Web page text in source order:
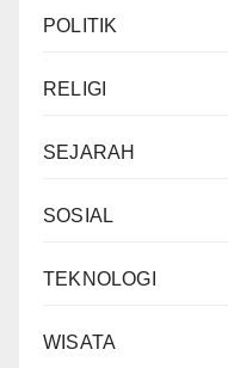
POLITIK
RELIGI
SEJARAH
SOSIAL
TEKNOLOGI
WISATA